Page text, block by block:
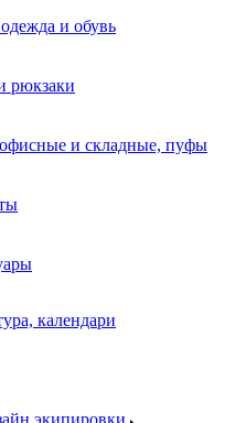
и обувь
рюкзаки
и складные, пуфы
календари
экипировки